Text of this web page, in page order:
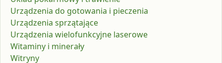
Urządzenia do gotowania i pieczenia
Urządzenia sprzątające
Urządzenia wielofunkcyjne laserowe
Witaminy i minerały
Witryny